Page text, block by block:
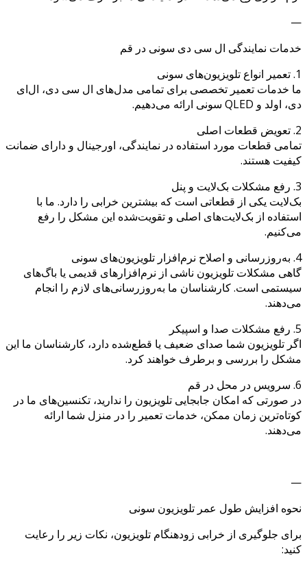
—
خدمات نمایندگی ال‌ سی‌ دی سونی در قم
1. تعمیر انواع تلویزیون‌های سونی
ما خدمات تعمیر تخصصی برای تمامی مدل‌های ال‌ سی‌ دی، ال‌ای‌
دی، اولد و QLED سونی ارائه می‌دهیم.
2. تعویض قطعات اصلی
تمامی قطعات مورد استفاده در نمایندگی، اورجینال و دارای ضمانت
کیفیت هستند.
3. رفع مشکلات بک‌لایت و پنل
بک‌لایت یکی از قطعاتی است که بیشترین خرابی را دارد. ما با
استفاده از بک‌لایت‌های اصلی و تقویت‌شده این مشکل را رفع
می‌کنیم.
4. به‌روزرسانی و اصلاح نرم‌افزار تلویزیون‌های سونی
گاهی مشکلات تلویزیون ناشی از نرم‌افزارهای قدیمی یا باگ‌های
سیستمی است. کارشناسان ما به‌روزرسانی‌های لازم را انجام
می‌دهند.
5. رفع مشکلات صدا و اسپیکر
اگر تلویزیون شما صدای ضعیف یا قطع‌شده دارد، کارشناسان ما این
مشکل را بررسی و برطرف خواهند کرد.
6. سرویس در محل در قم
در صورتی که امکان جابجایی تلویزیون را ندارید، تکنسین‌های ما در
کوتاه‌ترین زمان ممکن، خدمات تعمیر را در منزل شما ارائه
می‌دهند.
—
نحوه افزایش طول عمر تلویزیون سونی
برای جلوگیری از خرابی زودهنگام تلویزیون، نکات زیر را رعایت
کنید: